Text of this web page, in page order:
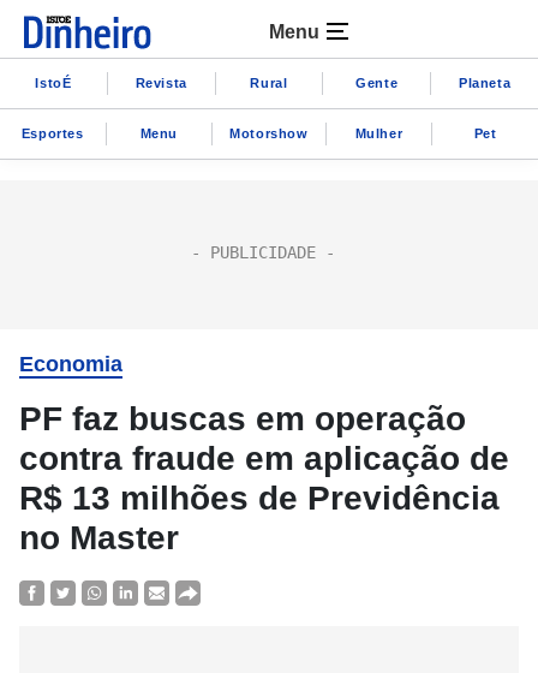
Menu
IstoÉ Revista Rural Gente Planeta
Esportes Menu Motorshow Mulher Pet
Economia
PF faz buscas em operação
contra fraude em aplicação de
R$ 13 milhões de Previdência
no Master